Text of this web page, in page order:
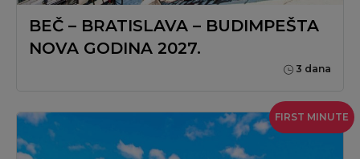
BEČ – BRATISLAVA – BUDIMPEŠTA
NOVA GODINA 2027.
3 dana
FIRST MINUTE